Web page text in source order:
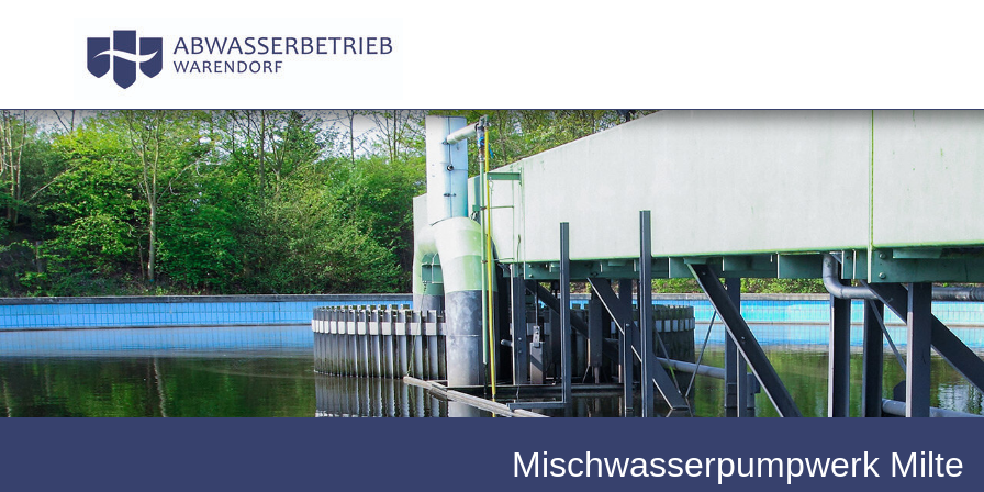
Mischwasserpumpwerk Milte